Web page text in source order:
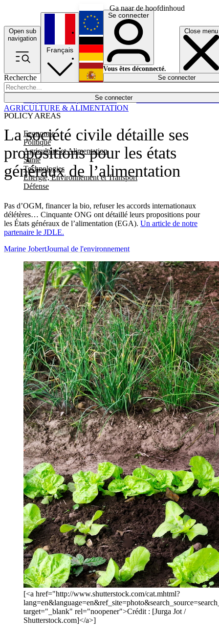
Ga naar de hoofdinhoud
Open sub
navigation
Close menu
Recherche
Se connecter
POLICY AREAS
Economie
Politique
Agriculture et Alimentation
Santé
Technologies
Energie, Environnement et Transport
Défense
Économie
Français
English
Deutsch
Español
Se connecter
Vous êtes déconnecté.
Se connecter
La société civile détaille ses
propositions pour les états
généraux de l’alimentation
Pas d’OGM, financer la bio, refuser les accords internationaux
délétères… Cinquante ONG ont détaillé leurs propositions pour
les États généraux de l’alimentation (EGA). Un article de notre
partenaire le JDLE.
AGRICULTURE & ALIMENTATION
Marine JobertJournal de l'environnement
[<a href="http://www.shutterstock.com/cat.mhtml?
target="_blank" rel="noopener">Crédit : [Jurga Jot /
Shutterstock.com]</a>]